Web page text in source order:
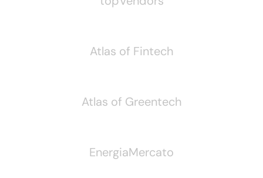
Atlas of Fintech
Atlas of Greentech
EnergiaMercato